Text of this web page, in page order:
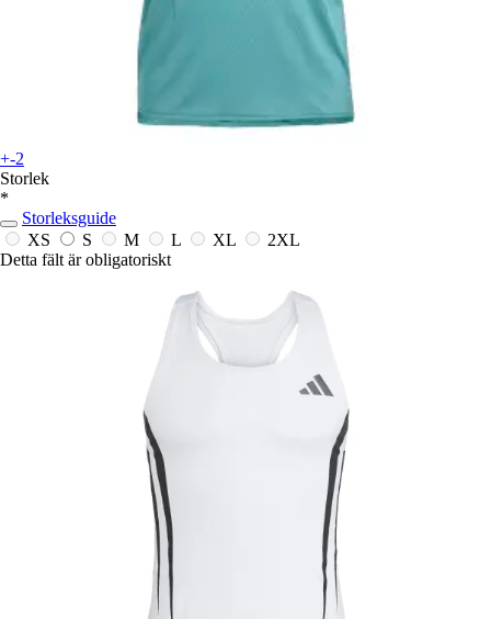
+-2
Storlek
*
Storleksguide
XS
S M L XL
2XL
Detta fält är obligatoriskt